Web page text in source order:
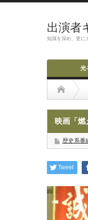
出演者
知識を深め、更に
光
映画「
歴史系番
Tweet